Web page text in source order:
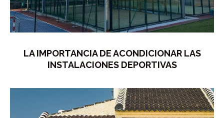
LA IMPORTANCIA DE ACONDICIONAR LAS
INSTALACIONES DEPORTIVAS